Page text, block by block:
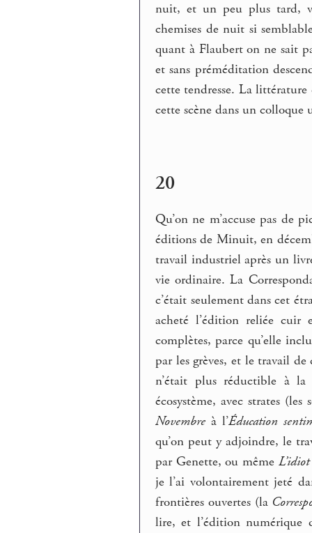
nuit, et un peu plus tard,
chemises de nuit si
quant à Flaubert on ne sait
et sans préméditation
cette tendresse. La
cette scène dans un colloque
20
Qu’on ne m’accuse pas de
éditions de Minuit, en
travail industriel après un
vie ordinaire. La
c’était seulement dans cet
acheté l’édition reliée cuir
complètes, parce qu’elle
par les grèves, et le travail
n’était plus réductible à la
écosystème, avec strates
Novembre à l’Éducation
qu’on peut y adjoindre, le
par Genette, ou même
je l’ai volontairement jeté
frontières ouvertes (la
lire, et l’édition numérique